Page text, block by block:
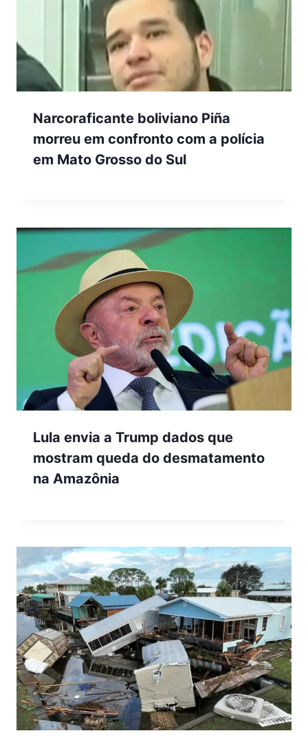
Narcoraficante boliviano Piña
morreu em confronto com a polícia
em Mato Grosso do Sul
Lula envia a Trump dados que
mostram queda do desmatamento
na Amazônia